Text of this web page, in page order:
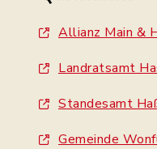
Allianz Main &
Landratsamt
Standesamt
Gemeinde